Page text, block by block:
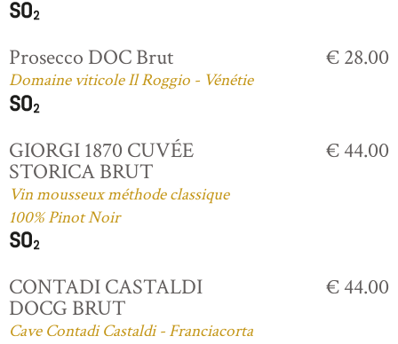
Prosecco DOC Brut
Domaine viticole Il Roggio - Vénétie
€ 28.00
GIORGI 1870 CUVÉE
STORICA BRUT
Vin mousseux méthode classique
100% Pinot Noir
€ 44.00
CONTADI CASTALDI
DOCG BRUT
Cave Contadi Castaldi - Franciacorta
€ 44.00